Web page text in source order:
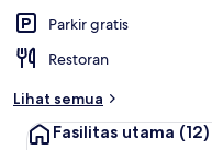
Parkir gratis
Restoran
Lihat semua
Fasilitas utama (12)